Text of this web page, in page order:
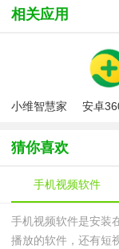
相关应用
小维智慧家
版
安卓
猜你喜欢
手机视频软件
手机视频软件是安装
播放的软件，还有短